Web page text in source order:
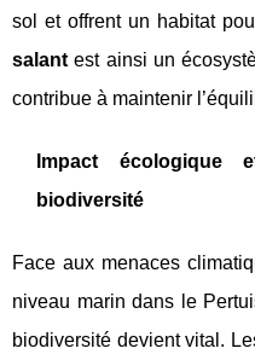
sol et offrent un habitat
salant est ainsi un
contribue à maintenir
Impact écologique
biodiversité
Face aux menaces
niveau marin dans le
biodiversité devient vital.